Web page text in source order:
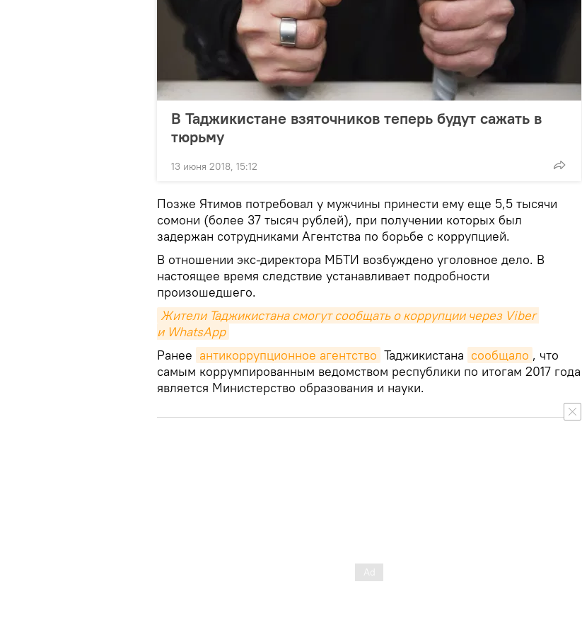
В Таджикистане взяточников теперь будут сажать в
тюрьму
13 июня 2018, 15:12
Позже Ятимов потребовал у мужчины принести ему еще 5,5 тысячи
сомони (более 37 тысяч рублей), при получении которых был
задержан сотрудниками Агентства по борьбе с коррупцией.
В отношении экс-директора МБТИ возбуждено уголовное дело. В
настоящее время следствие устанавливает подробности
произошедшего.
Жители Таджикистана смогут сообщать о коррупции через Viber
и WhatsApp
Ранее антикоррупционное агентство Таджикистана сообщало , что
самым коррумпированным ведомством республики по итогам 2017 года
является Министерство образования и науки.